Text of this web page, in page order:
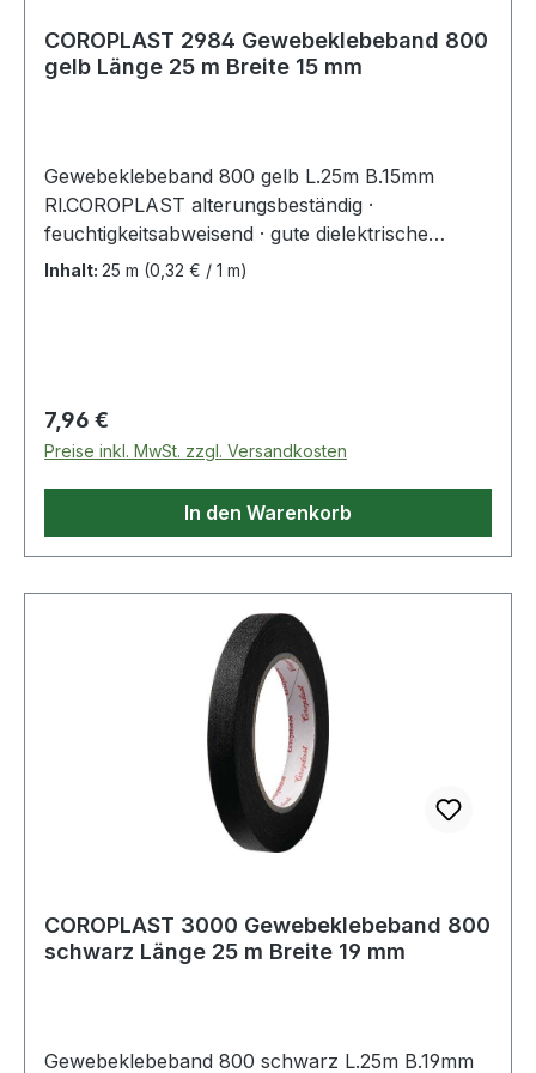
COROPLAST 2984 Gewebeklebeband 800
gelb Länge 25 m Breite 15 mm
Gewebeklebeband 800 gelb L.25m B.15mm
Rl.COROPLAST alterungsbeständig ·
feuchtigkeitsabweisend · gute dielektrische
Eigenschaften · lösungsmittelfrei · beschriftbar ·
defekten Gartenschläuchen · Befestigen junger
Bäume an Stützpfählen usw. Weitere technische
Eigenschaften: · Trägerart: acrylatbeschichtetes
Gewebe · Gesamtdicke: 0,28mm · Reißkraft:
Inhalt: 25 m (0,32 € / 1 m)
Regulärer Preis:
7,96 €
Preise inkl. MwSt. zzgl. Versandkosten
In den Warenkorb
COROPLAST 3000 Gewebeklebeband 800
schwarz Länge 25 m Breite 19 mm
Gewebeklebeband 800 schwarz L.25m B.19mm